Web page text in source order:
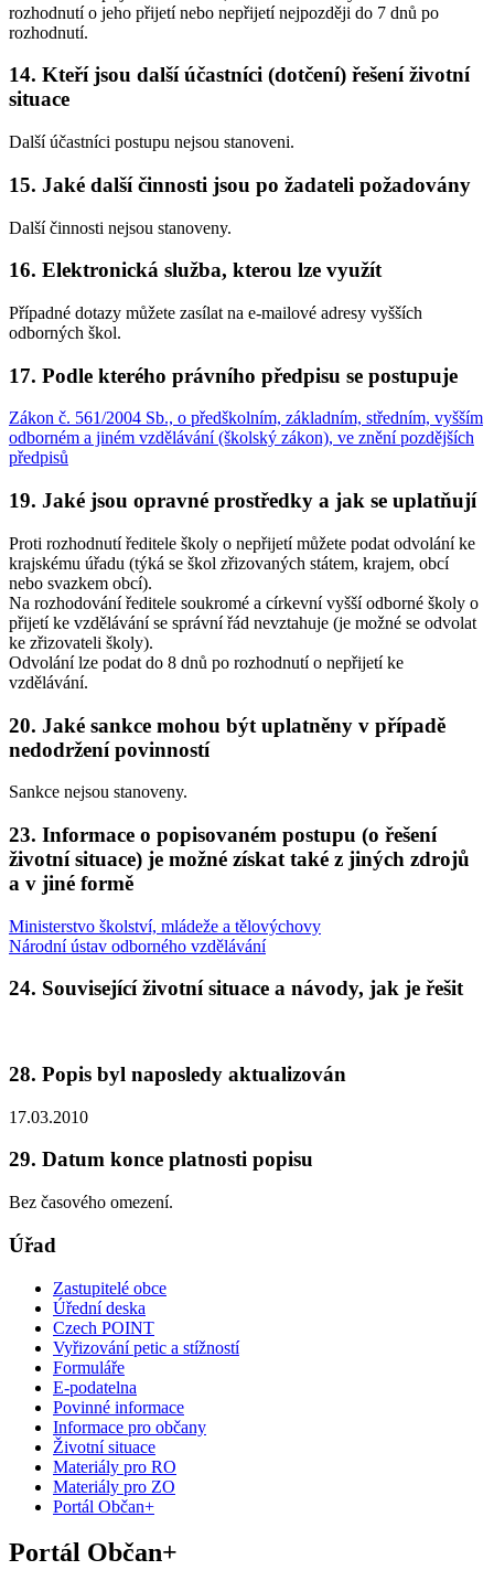
rozhodnutí o jeho přijetí nebo nepřijetí nejpozději do 7 dnů po
rozhodnutí.
14. Kteří jsou další účastníci (dotčení) řešení životní
situace
Další účastníci postupu nejsou stanoveni.
15. Jaké další činnosti jsou po žadateli požadovány
Další činnosti nejsou stanoveny.
16. Elektronická služba, kterou lze využít
Případné dotazy můžete zasílat na e-mailové adresy vyšších
odborných škol.
17. Podle kterého právního předpisu se postupuje
Zákon č. 561/2004 Sb., o předškolním, základním, středním, vyšším
odborném a jiném vzdělávání (školský zákon), ve znění pozdějších
předpisů
19. Jaké jsou opravné prostředky a jak se uplatňují
Proti rozhodnutí ředitele školy o nepřijetí můžete podat odvolání ke
krajskému úřadu (týká se škol zřizovaných státem, krajem, obcí
nebo svazkem obcí).
Na rozhodování ředitele soukromé a církevní vyšší odborné školy o
přijetí ke vzdělávání se správní řád nevztahuje (je možné se odvolat
ke zřizovateli školy).
Odvolání lze podat do 8 dnů po rozhodnutí o nepřijetí ke
vzdělávání.
20. Jaké sankce mohou být uplatněny v případě
nedodržení povinností
Sankce nejsou stanoveny.
23. Informace o popisovaném postupu (o řešení
životní situace) je možné získat také z jiných zdrojů
a v jiné formě
Ministerstvo školství, mládeže a tělovýchovy
Národní ústav odborného vzdělávání
24. Související životní situace a návody, jak je řešit
28. Popis byl naposledy aktualizován
17.03.2010
29. Datum konce platnosti popisu
Bez časového omezení.
Úřad
Zastupitelé obce
Úřední deska
Czech POINT
Vyřizování petic a stížností
Formuláře
E-podatelna
Povinné informace
Informace pro občany
Životní situace
Materiály pro RO
Materiály pro ZO
Portál Občan+
Portál Občan+